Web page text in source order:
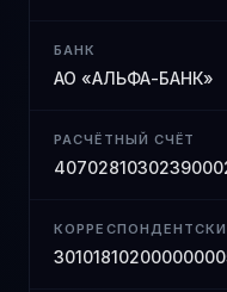
БАНК
АО «АЛЬФА-БАНК»
РАСЧЁТНЫЙ СЧЁТ